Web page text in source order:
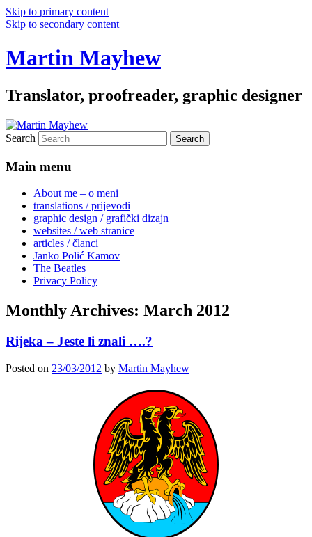
Skip to primary content
Skip to secondary content
Martin Mayhew
Translator, proofreader, graphic designer
Search
Main menu
About me – o meni
translations / prijevodi
graphic design / grafički dizajn
websites / web stranice
articles / članci
Janko Polić Kamov
The Beatles
Privacy Policy
Monthly Archives: March 2012
Rijeka – Jeste li znali ….?
Posted on 23/03/2012 by Martin Mayhew